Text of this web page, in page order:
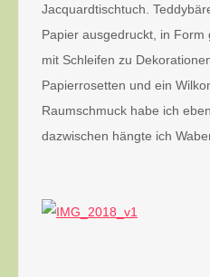
Jacquardtischtuch.
Papier ausgedruckt, in
mit Schleifen zu
Papierrosetten und ein
Raumschmuck habe ich
dazwischen hängte ich